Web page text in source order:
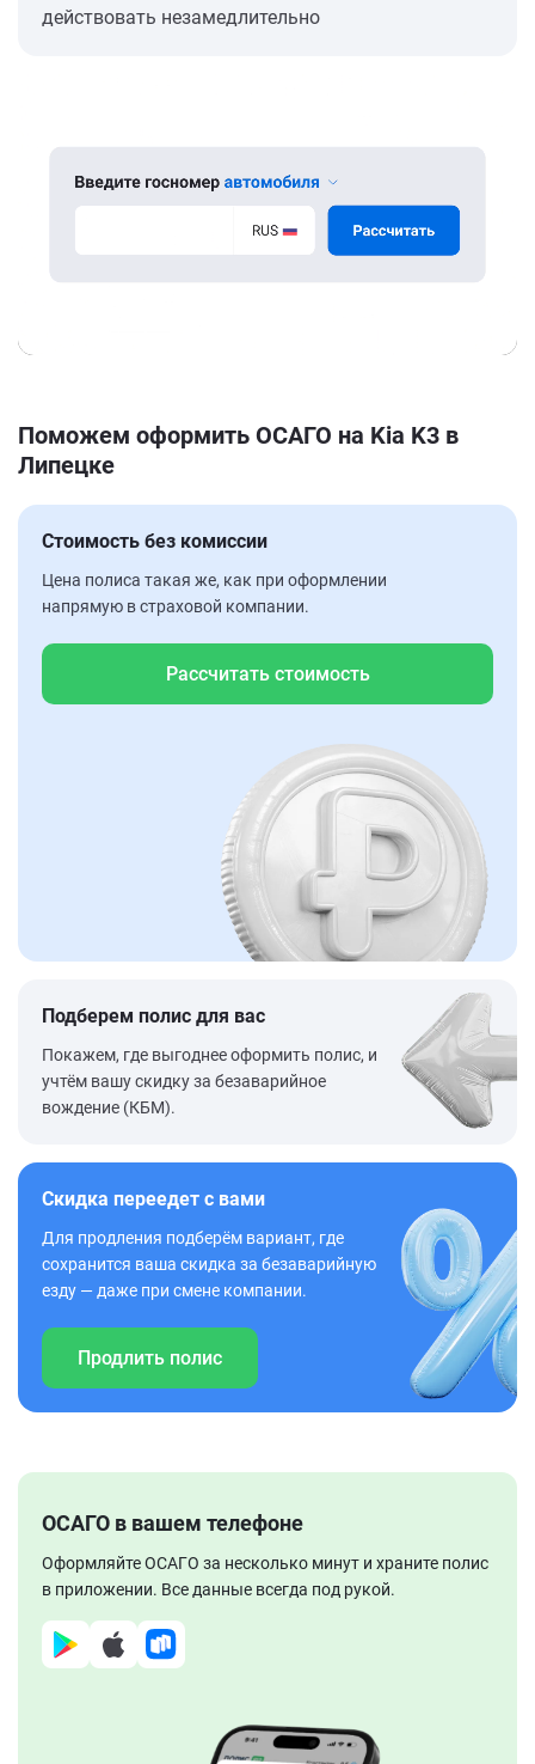
действовать незамедлительно
Поможем оформить ОСАГО на Kia K3 в
Липецке
Стоимость без комиссии
Цена полиса такая же, как при оформлении
напрямую в страховой компании.
Рассчитать стоимость
Подберем полис для вас
Покажем, где выгоднее оформить полис, и
учтём вашу скидку за безаварийное
вождение (КБМ).
Скидка переедет с вами
Для продления подберём вариант, где
сохранится ваша скидка за безаварийную
езду — даже при смене компании.
Продлить полис
ОСАГО в вашем телефоне
Оформляйте ОСАГО за несколько минут и храните полис
в приложении. Все данные всегда под рукой.